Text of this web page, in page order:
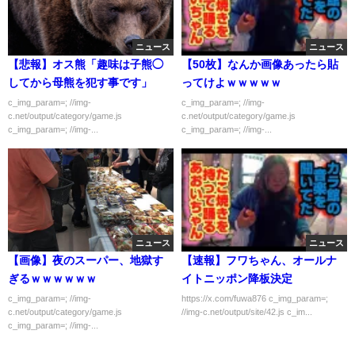
ニュース
【悲報】オス熊「趣味は子熊◯
してから母熊を犯す事です」
c_img_param=; //img-
c.net/output/category/game.js
c_img_param=; //img-...
ニュース
【50枚】なんか画像あったら貼
ってけよｗｗｗｗｗ
c_img_param=; //img-
c.net/output/category/game.js
c_img_param=; //img-...
ニュース
【画像】夜のスーパー、地獄す
ぎるｗｗｗｗｗｗ
c_img_param=; //img-
c.net/output/category/game.js
c_img_param=; //img-...
ニュース
【速報】フワちゃん、オールナ
イトニッポン降板決定
https://x.com/fuwa876 c_img_param=;
//img-c.net/output/site/42.js c_im...